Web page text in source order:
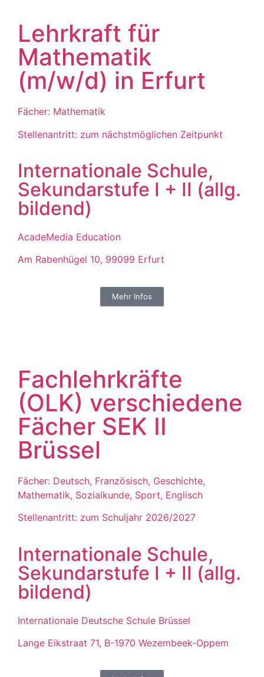
Lehrkraft für
Mathematik
(m/w/d) in Erfurt
Fächer: Mathematik
Stellenantritt: zum nächstmöglichen Zeitpunkt
Internationale Schule,
Sekundarstufe I + II (allg.
bildend)
AcadeMedia Education
Am Rabenhügel 10, 99099 Erfurt
Mehr Infos
Fachlehrkräfte
(OLK) verschiedene
Fächer SEK II
Brüssel
Fächer: Deutsch, Französisch, Geschichte,
Mathematik, Sozialkunde, Sport, Englisch
Stellenantritt: zum Schuljahr 2026/2027
Internationale Schule,
Sekundarstufe I + II (allg.
bildend)
Internationale Deutsche Schule Brüssel
Lange Eikstraat 71, B-1970 Wezembeek-Oppem